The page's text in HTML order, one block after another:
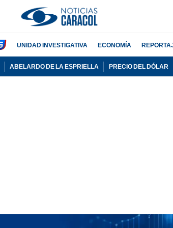
UNIDAD INVESTIGATIVA ECONOMÍA
ABELARDO DE LA ESPRIELLA PRECIO DEL DÓLAR